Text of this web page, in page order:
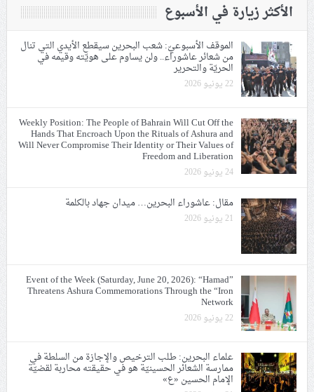
الأكثر زيارة في الأسبوع
الموقف الأسبوعيّ: شعب البحرين سيقطع الأيدي التي تنال
من شعائر عاشوراء.. ولن يساوم على هويّته وقيمه في
الحريّة والتحرير
22 يونيو 2026
Weekly Position: The People of Bahrain Will Cut Off the
Hands That Encroach Upon the Rituals of Ashura and
Will Never Compromise Their Identity or Their Values of
Freedom and Liberation
24 يونيو 2026
مقال: عاشوراء البحرين… ميدان جهاد بالكلمة
21 يونيو 2026
Event of the Week (Saturday, June 20, 2026): “Hamad”
Threatens Ashura Commemorations Through the “Iron
Network
22 يونيو 2026
علماء البحرين: طلب الترخيص والإجازة من السلطة في
ممارسة الشعائر الحسينيّة هو في حقيقته محاربة لقضيّة
الإمام الحسين «ع»